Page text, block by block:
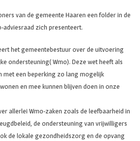
van de gemeente Haaren een folder in de
adviesraad zich presenteert.
het gemeentebestuur over de uitvoering
ondersteuning( Wmo). Deze wet heeft als
met een beperking zo lang mogelijk
en mee kunnen blijven doen in onze
allerlei Wmo-zaken zoals de leefbaarheid in
de ondersteuning van vrijwilligers
de lokale gezondheidszorg en de opvang